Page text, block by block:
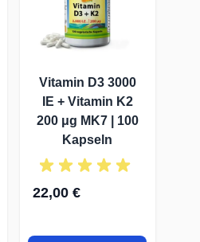
Vitamin D3 3000
IE + Vitamin K2
200 μg MK7 | 100
Kapseln
22,00 €